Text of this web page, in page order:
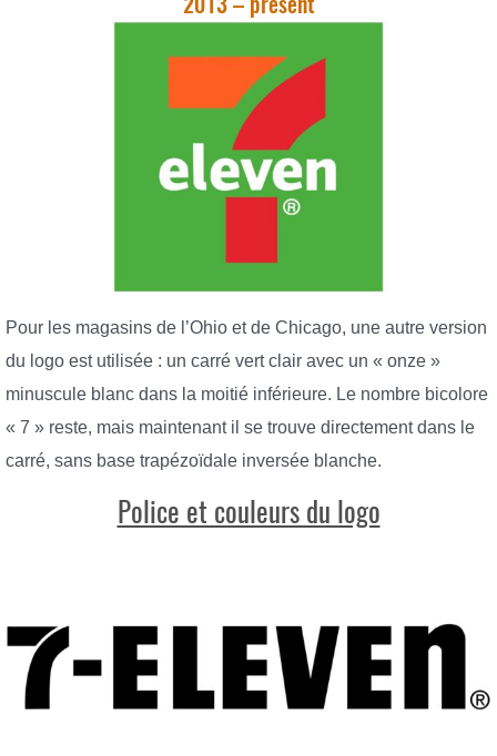
Pour les magasins de l’Ohio et de Chicago, une autre version
du logo est utilisée : un carré vert clair avec un « onze »
minuscule blanc dans la moitié inférieure. Le nombre bicolore
« 7 » reste, mais maintenant il se trouve directement dans le
carré, sans base trapézoïdale inversée blanche.
Police et couleurs du logo